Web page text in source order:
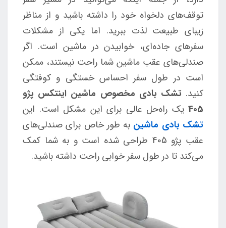
توقف‌های دلخواه خود را داشته باشید و از مناظر
زیبای طبیعت لذت ببرید. اما یکی از مشکلات
سفرهای جاده‌ای، خوابیدن در ماشین است. اگر
صندلی‌های عقب ماشین شما راحت نیستند، ممکن
است در طول سفر احساس خستگی و کوفتگی
کنید. تشک بادی مخصوص ماشین اینتکس پژو
405 یک راه‌حل عالی برای این مشکل است. این
تشک بادی ماشین به طور خاص برای صندلی‌های
عقب پژو 405 طراحی شده است و به شما کمک
می‌کند تا در طول سفر خوابی راحت داشته باشید.